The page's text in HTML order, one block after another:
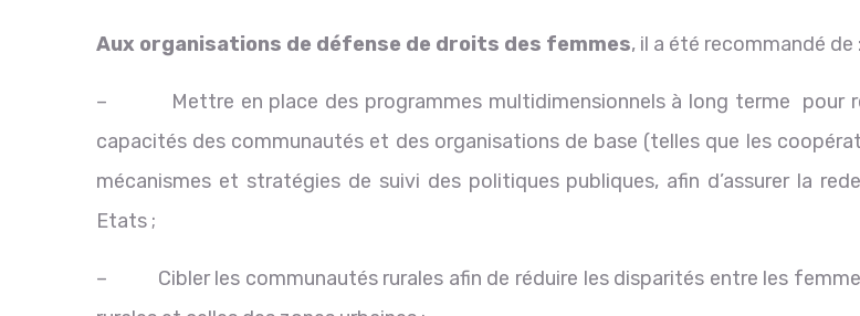
Aux organisations de défense de droits des femmes, il a été recommandé de :
– Mettre en place des programmes multidimensionnels à long terme pour
capacités des communautés et des organisations de base (telles que les
mécanismes et stratégies de suivi des politiques publiques, afin d’assurer la
Etats ;
– Cibler les communautés rurales afin de réduire les disparités entre les